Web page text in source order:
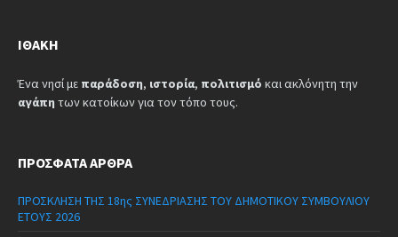
ΙΘΆΚΗ
Ένα νησί με παράδοση, ιστορία, πολιτισμό και ακλόνητη την
αγάπη των κατοίκων για τον τόπο τους.
ΠΡΌΣΦΑΤΑ ΆΡΘΡΑ
ΠΡΟΣΚΛΗΣΗ ΤΗΣ 18ης ΣΥΝΕΔΡΙΑΣΗΣ ΤΟΥ ΔΗΜΟΤΙΚΟΥ ΣΥΜΒΟΥΛΙΟΥ
ΕΤΟΥΣ 2026